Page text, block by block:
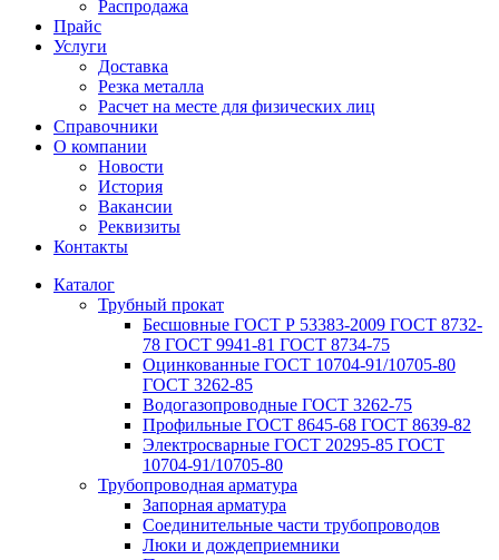
Распродажа
Прайс
Услуги
Доставка
Резка металла
Расчет на месте для физических лиц
Справочники
О компании
Новости
История
Вакансии
Реквизиты
Контакты
Каталог
Трубный прокат
Беcшовные ГОСТ Р 53383-2009 ГОСТ 8732-
78 ГОСТ 9941-81 ГОСТ 8734-75
Оцинкованные ГОСТ 10704-91/10705-80
ГОСТ 3262-85
Водогазопроводные ГОСТ 3262-75
Профильные ГОСТ 8645-68 ГОСТ 8639-82
Электросварные ГОСТ 20295-85 ГОСТ
10704-91/10705-80
Трубопроводная арматура
Запорная арматура
Соединительные части трубопроводов
Люки и дождеприемники